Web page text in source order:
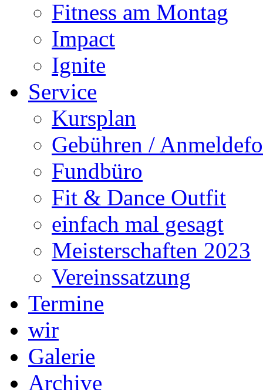
Fitness am Montag
Impact
Ignite
Service
Kursplan
Gebühren /
Fundbüro
Fit & Dance Outfit
einfach mal gesagt
Meisterschaften 2023
Vereinssatzung
Termine
wir
Galerie
Archive